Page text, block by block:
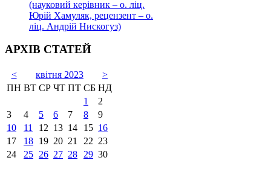
(науковий керівник – о. ліц.
Юрій Хамуляк, рецензент – о.
ліц. Андрій Нискогуз)
АРХІВ СТАТЕЙ
< квітня 2023
>
ПН ВТ СР ЧТ ПТ СБ НД
1
2
3
4 5 6 7 8
9
10
11 12 13 14 15 16
17
18 19 20 21 22 23
24
25 26 27 28 29 30